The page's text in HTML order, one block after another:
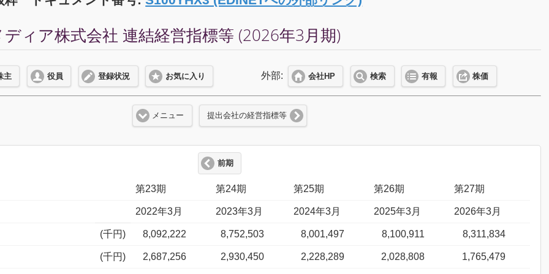
ィア株式会社 連結経営指標等 (2026年3月期)
主 役員 登録状況 お気に入り 外部: 会社HP 検索 有報 株価
メニュー 提出会社の経営指標等
前期
第23期 第24期 第25期 第26期 第27期
2022年3月 2023年3月 2024年3月 2025年3月 2026年3月
(千円) 8,092,222 8,752,503 8,001,497 8,100,911 8,311,834
(千円) 2,687,256 2,930,450 2,228,289 2,028,808 1,765,479